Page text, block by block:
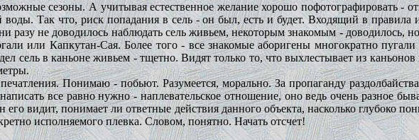
сезоны. А учитывая естественное желание хорошо пофотографировать -
Так что, риск попадания в сель - он был, есть и будет. Входящий в правила
разу не доводилось наблюдать сель живьем, некоторым знакомым - доводилось,
или Капкутан-Сая. Более того - все знакомые аборигены многократно
сель в каньоне живьем - тщетно. Видят только то, что выхлестывает из
Понимаю - побьют. Разумеется, морально. За пропаганду
все равно нужно - наплевательское отношение, оно ведь очень разное
видит, понимает ли ответные действия данного объекта, насколько глубоко
исполняемого плевка. Словом, понятно. Начать отсчет!